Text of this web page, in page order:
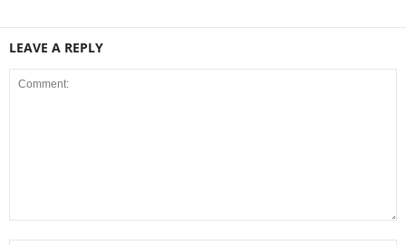
LEAVE A REPLY